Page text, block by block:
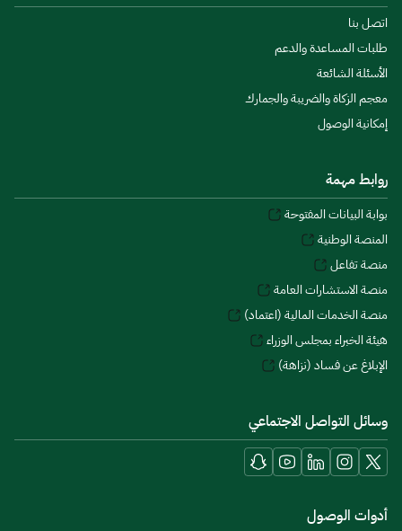
اتصل بنا
طلبات المساعدة والدعم
الأسئلة الشائعة
معجم الزكاة والضريبة والجمارك
إمكانية الوصول
روابط مهمة
بوابة البيانات المفتوحة
المنصة الوطنية
منصة تفاعل
منصة الاستشارات العامة
منصة الخدمات المالية (اعتماد)
هيئة الخبراء بمجلس الوزراء
الإبلاغ عن فساد (نزاهة)
وسائل التواصل الاجتماعي
أدوات الوصول